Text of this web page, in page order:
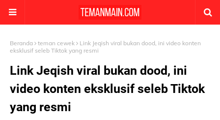
Beranda teman cewek
Link Jeqish viral bukan dood, ini video konten
eksklusif seleb Tiktok yang resmi
Link Jeqish viral bukan dood, ini
video konten eksklusif seleb Tiktok
yang resmi